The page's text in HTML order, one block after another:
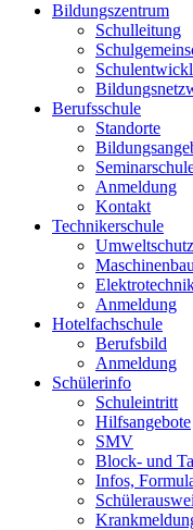
Bildungszentrum
Schulleitung
Berufsschule
Standorte
Anmeldung
Kontakt
Technikerschule
Anmeldung
Hotelfachschule
Berufsbild
Anmeldung
Schülerinfo
Schuleintritt
Hilfsangebote
SMV
Block- und
Infos,